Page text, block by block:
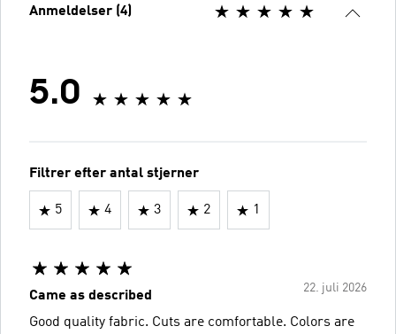
Anmeldelser (4)
5.0
Filtrer efter antal stjerner
5 4 3 2 1
22. juli 2026
Came as described
Good quality fabric. Cuts are comfortable. Colors are